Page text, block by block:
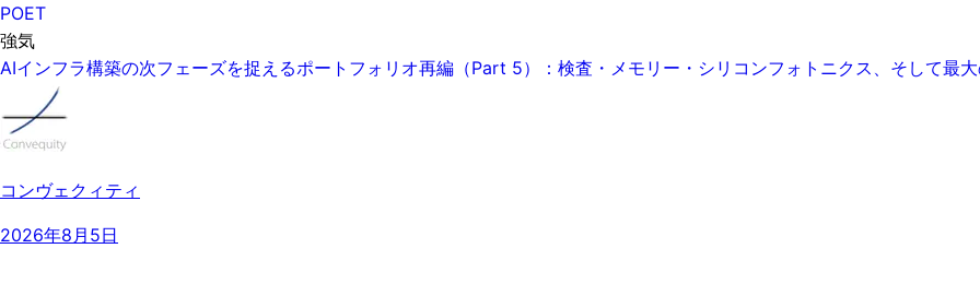
POET
強気
AIインフラ構築の次フェーズを捉えるポートフォリオ再編（Part 5）：検査・メモリー・シリコンフォトニクス、そして最
コンヴェクィティ
2026年8月5日